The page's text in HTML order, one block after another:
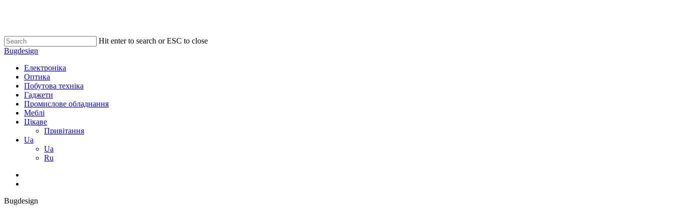
content
Hit enter to search or ESC to close
Close
Bugdesign
search
Menu
Електроніка
Оптика
Побутова техніка
Гаджети
Промислове обладнання
Меблі
Цікаве
Привітання
Ua
Ua
Ru
Bugdesign